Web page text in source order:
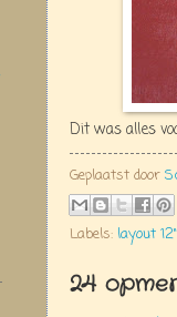
Dit was alles
Geplaatst door
Labels: layout
24